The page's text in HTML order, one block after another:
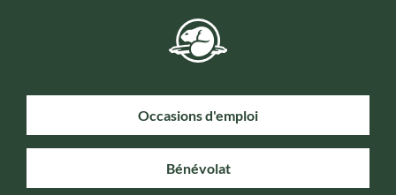
Occasions d'emploi
Bénévolat